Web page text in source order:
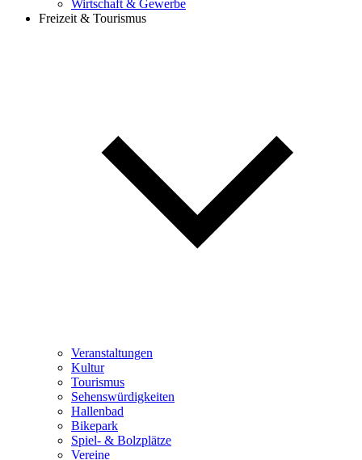
Wirtschaft & Gewerbe
Freizeit & Tourismus
Veranstaltungen
Kultur
Tourismus
Sehenswürdigkeiten
Hallenbad
Bikepark
Spiel- & Bolzplätze
Vereine